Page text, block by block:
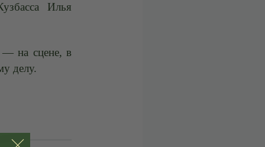
Илья
— на сцене, в
делу.